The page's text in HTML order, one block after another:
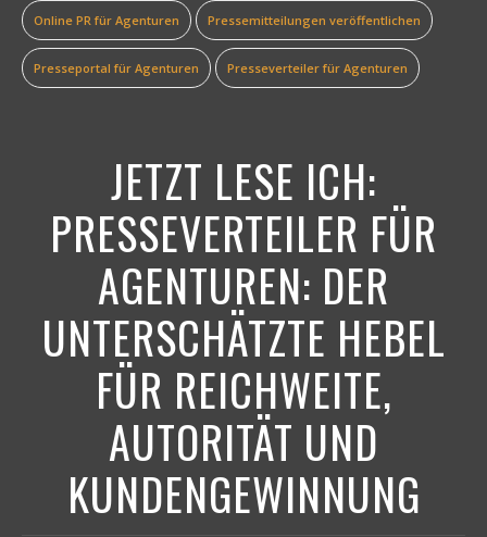
Online PR für Agenturen Pressemitteilungen veröffentlichen
Presseportal für Agenturen Presseverteiler für Agenturen
JETZT LESE ICH:
PRESSEVERTEILER FÜR
AGENTUREN: DER
UNTERSCHÄTZTE HEBEL
FÜR REICHWEITE,
AUTORITÄT UND
KUNDENGEWINNUNG